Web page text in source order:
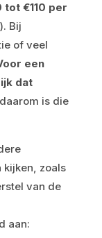
tot €110 per
Bij
of veel
een
dat
is die
kijken, zoals
van de
aan: